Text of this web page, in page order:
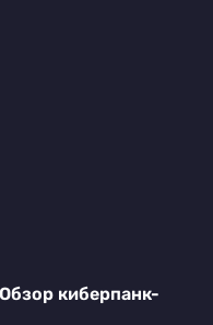
киберпанк-